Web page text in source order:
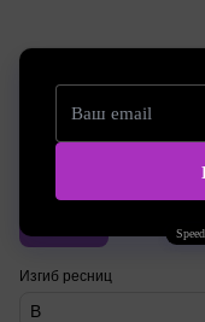
Артикул: vilmy110
мм, 20 линий, изгиб B
Изгиб ресниц
B